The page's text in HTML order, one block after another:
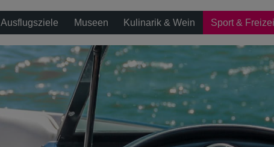
Ausflugsziele Museen Kulinarik & Wein Sport &